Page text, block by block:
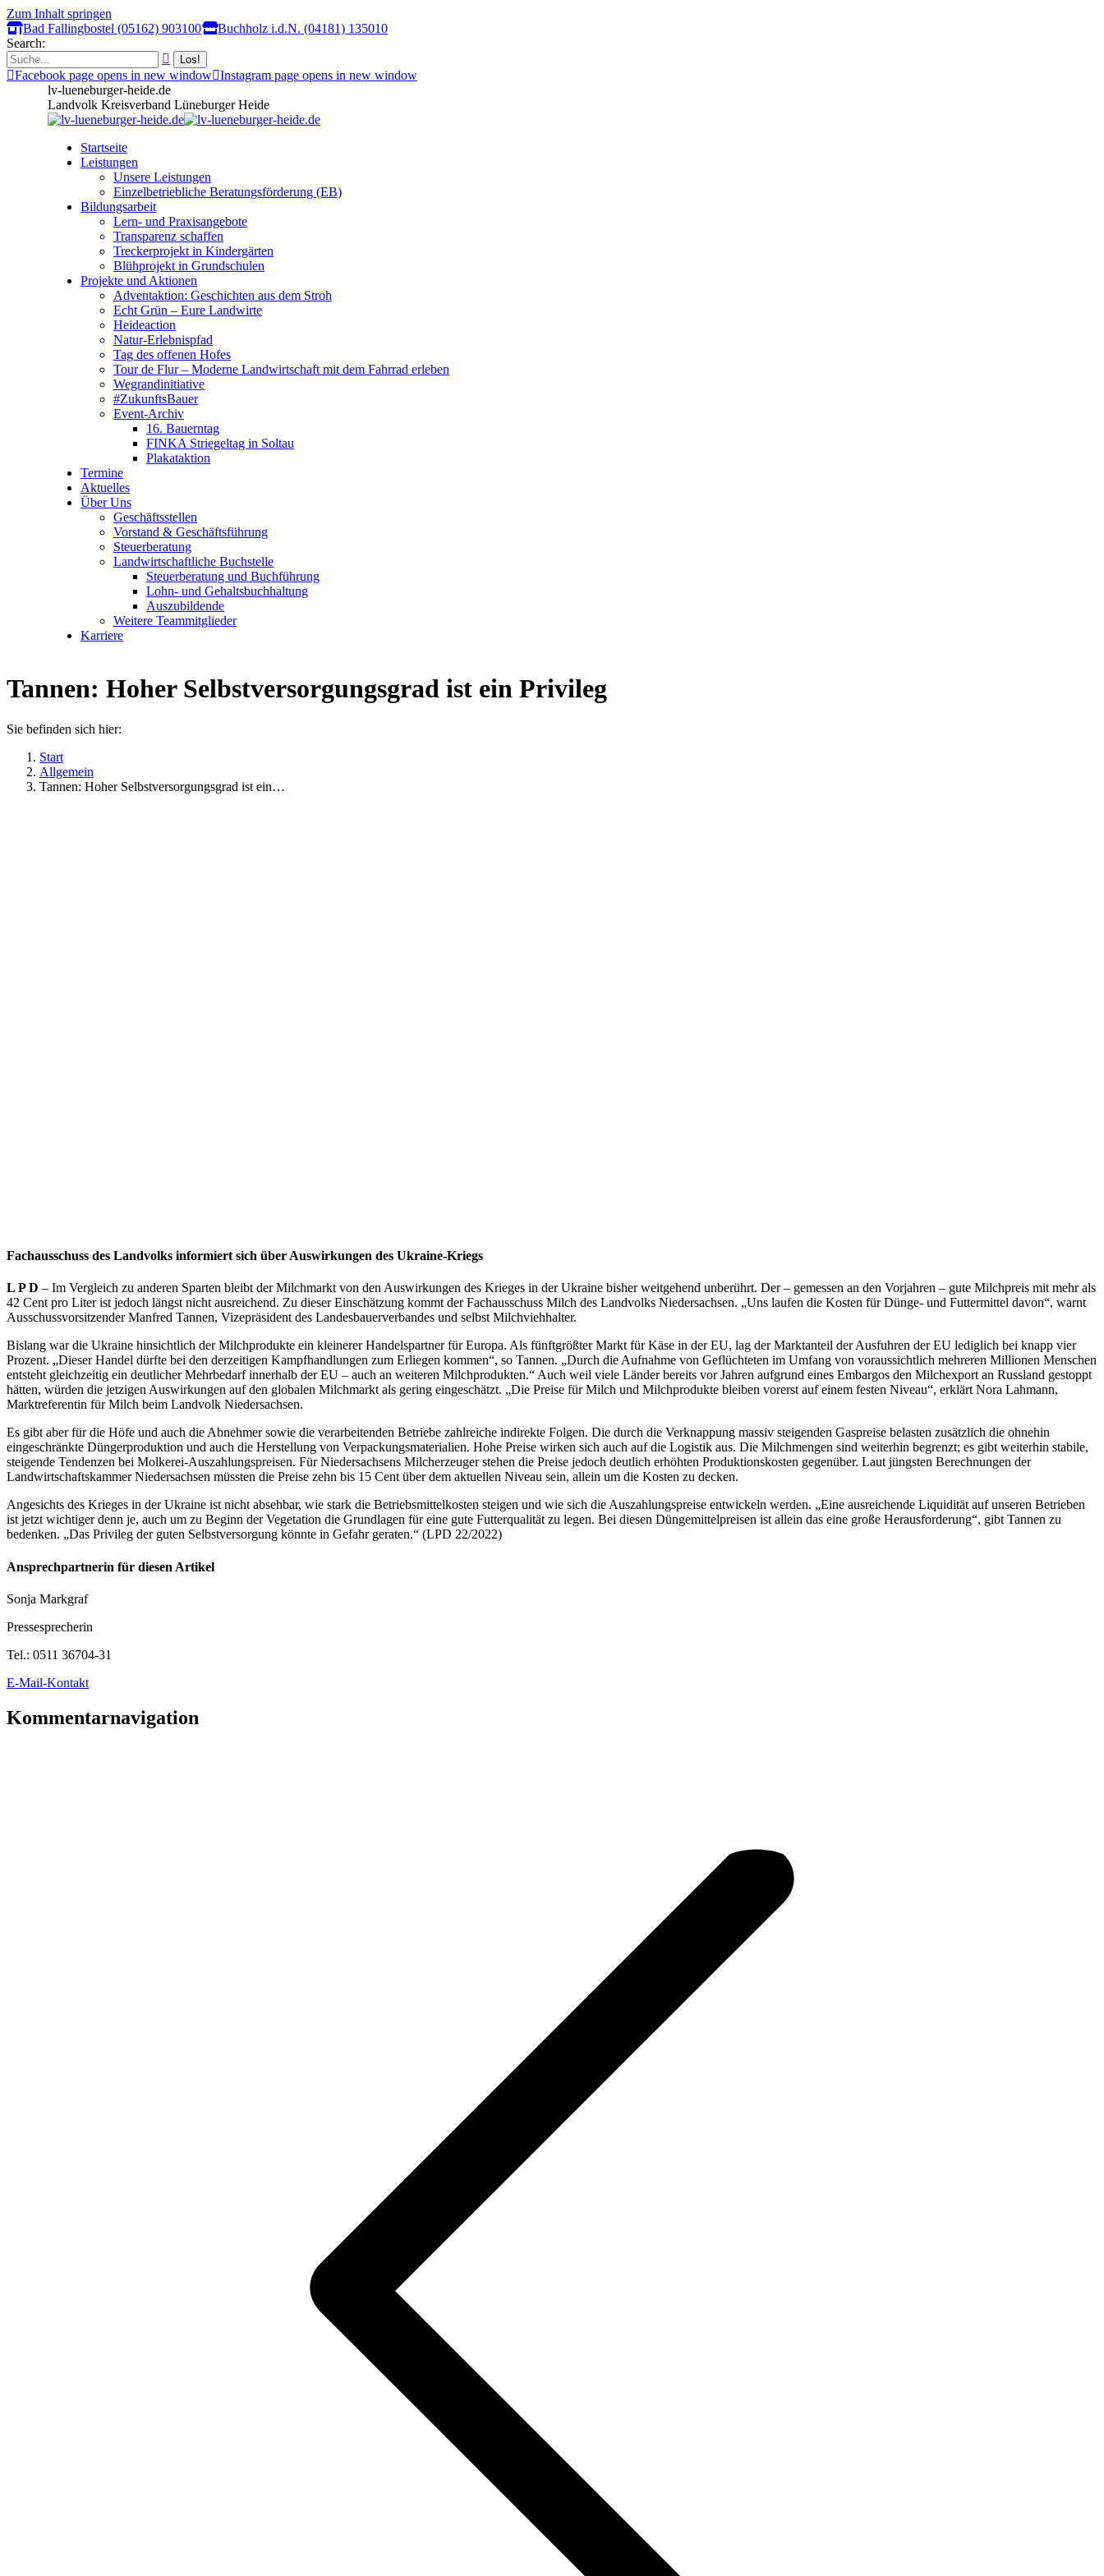
Zum Inhalt springen
Bad Fallingbostel (05162) 903100
Buchholz i.d.N. (04181) 135010
Search:
Facebook page opens in new window Instagram page opens in new window
lv-lueneburger-heide.de
Landvolk Kreisverband Lüneburger Heide
Startseite
Leistungen
Unsere Leistungen
Einzelbetriebliche Beratungsförderung (EB)
Bildungsarbeit
Lern- und Praxisangebote
Transparenz schaffen
Treckerprojekt in Kindergärten
Blühprojekt in Grundschulen
Projekte und Aktionen
Adventaktion: Geschichten aus dem Stroh
Echt Grün – Eure Landwirte
Heideaction
Natur-Erlebnispfad
Tag des offenen Hofes
Tour de Flur – Moderne Landwirtschaft mit dem Fahrrad erleben
Wegrandinitiative
#ZukunftsBauer
Event-Archiv
16. Bauerntag
FINKA Striegeltag in Soltau
Plakataktion
Termine
Aktuelles
Über Uns
Geschäftsstellen
Vorstand & Geschäftsführung
Steuerberatung
Landwirtschaftliche Buchstelle
Steuerberatung und Buchführung
Lohn- und Gehaltsbuchhaltung
Auszubildende
Weitere Teammitglieder
Karriere
Tannen: Hoher Selbstversorgungsgrad ist ein Privileg
Sie befinden sich hier:
Start
Allgemein
Tannen: Hoher Selbstversorgungsgrad ist ein…
Fachausschuss des Landvolks informiert sich über Auswirkungen des Ukraine-Kriegs
L P D – Im Vergleich zu anderen Sparten bleibt der Milchmarkt von den Auswirkungen des Krieges in der Ukraine bisher weitgehend unberührt. Der – gemessen an den Vorjahren – gute Milchpreis mit mehr als
42 Cent pro Liter ist jedoch längst nicht ausreichend. Zu dieser Einschätzung kommt der Fachausschuss Milch des Landvolks Niedersachsen. „Uns laufen die Kosten für Dünge- und Futtermittel davon“, warnt
Ausschussvorsitzender Manfred Tannen, Vizepräsident des Landesbauerverbandes und selbst Milchviehhalter.
Bislang war die Ukraine hinsichtlich der Milchprodukte ein kleinerer Handelspartner für Europa. Als fünftgrößter Markt für Käse in der EU, lag der Marktanteil der Ausfuhren der EU lediglich bei knapp vier
Prozent. „Dieser Handel dürfte bei den derzeitigen Kampfhandlungen zum Erliegen kommen“, so Tannen. „Durch die Aufnahme von Geflüchteten im Umfang von voraussichtlich mehreren Millionen Menschen
entsteht gleichzeitig ein deutlicher Mehrbedarf innerhalb der EU – auch an weiteren Milchprodukten.“ Auch weil viele Länder bereits vor Jahren aufgrund eines Embargos den Milchexport an Russland gestoppt
hätten, würden die jetzigen Auswirkungen auf den globalen Milchmarkt als gering eingeschätzt. „Die Preise für Milch und Milchprodukte bleiben vorerst auf einem festen Niveau“, erklärt Nora Lahmann,
Marktreferentin für Milch beim Landvolk Niedersachsen.
Es gibt aber für die Höfe und auch die Abnehmer sowie die verarbeitenden Betriebe zahlreiche indirekte Folgen. Die durch die Verknappung massiv steigenden Gaspreise belasten zusätzlich die ohnehin
eingeschränkte Düngerproduktion und auch die Herstellung von Verpackungsmaterialien. Hohe Preise wirken sich auch auf die Logistik aus. Die Milchmengen sind weiterhin begrenzt; es gibt weiterhin stabile,
steigende Tendenzen bei Molkerei-Auszahlungspreisen. Für Niedersachsens Milcherzeuger stehen die Preise jedoch deutlich erhöhten Produktionskosten gegenüber. Laut jüngsten Berechnungen der
Landwirtschaftskammer Niedersachsen müssten die Preise zehn bis 15 Cent über dem aktuellen Niveau sein, allein um die Kosten zu decken.
Angesichts des Krieges in der Ukraine ist nicht absehbar, wie stark die Betriebsmittelkosten steigen und wie sich die Auszahlungspreise entwickeln werden. „Eine ausreichende Liquidität auf unseren Betrieben
ist jetzt wichtiger denn je, auch um zu Beginn der Vegetation die Grundlagen für eine gute Futterqualität zu legen. Bei diesen Düngemittelpreisen ist allein das eine große Herausforderung“, gibt Tannen zu
bedenken. „Das Privileg der guten Selbstversorgung könnte in Gefahr geraten.“ (LPD 22/2022)
Ansprechpartnerin für diesen Artikel
Sonja Markgraf
Pressesprecherin
Tel.: 0511 36704-31
E-Mail-Kontakt
Kommentarnavigation